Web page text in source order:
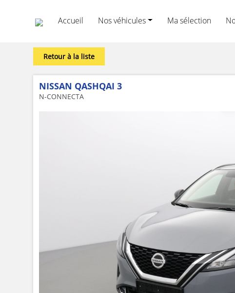
Accueil Nos véhicules Ma sélection
Retour à la liste
NISSAN QASHQAI 3
N-CONNECTA